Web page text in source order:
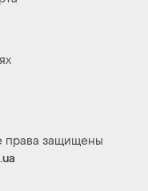
права защищены